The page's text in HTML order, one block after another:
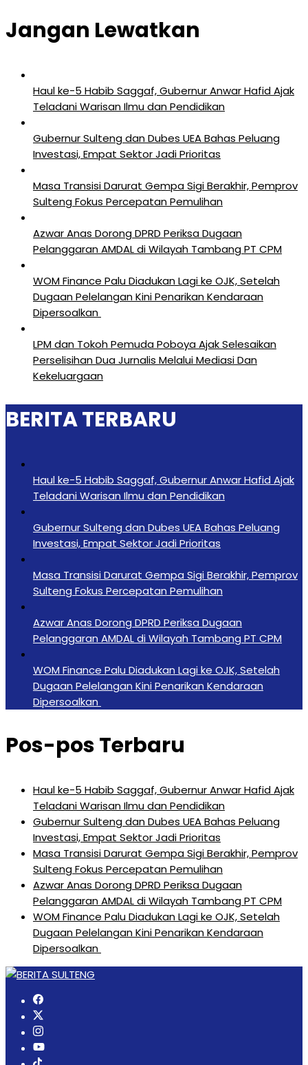
Jangan Lewatkan
Haul ke-5 Habib Saggaf, Gubernur Anwar Hafid Ajak
Teladani Warisan Ilmu dan Pendidikan
Gubernur Sulteng dan Dubes UEA Bahas Peluang
Investasi, Empat Sektor Jadi Prioritas
Masa Transisi Darurat Gempa Sigi Berakhir, Pemprov
Sulteng Fokus Percepatan Pemulihan
Azwar Anas Dorong DPRD Periksa Dugaan
Pelanggaran AMDAL di Wilayah Tambang PT CPM
‎WOM Finance Palu Diadukan Lagi ke OJK, Setelah
Dugaan Pelelangan Kini Penarikan Kendaraan
Dipersoalkan ‎
LPM dan Tokoh Pemuda Poboya Ajak Selesaikan
Perselisihan Dua Jurnalis Melalui Mediasi Dan
Kekeluargaan
BERITA TERBARU
Haul ke-5 Habib Saggaf, Gubernur Anwar Hafid Ajak
Teladani Warisan Ilmu dan Pendidikan
Gubernur Sulteng dan Dubes UEA Bahas Peluang
Investasi, Empat Sektor Jadi Prioritas
Masa Transisi Darurat Gempa Sigi Berakhir, Pemprov
Sulteng Fokus Percepatan Pemulihan
Azwar Anas Dorong DPRD Periksa Dugaan
Pelanggaran AMDAL di Wilayah Tambang PT CPM
‎WOM Finance Palu Diadukan Lagi ke OJK, Setelah
Dugaan Pelelangan Kini Penarikan Kendaraan
Dipersoalkan ‎
Pos-pos Terbaru
Haul ke-5 Habib Saggaf, Gubernur Anwar Hafid Ajak
Teladani Warisan Ilmu dan Pendidikan
Gubernur Sulteng dan Dubes UEA Bahas Peluang
Investasi, Empat Sektor Jadi Prioritas
Masa Transisi Darurat Gempa Sigi Berakhir, Pemprov
Sulteng Fokus Percepatan Pemulihan
Azwar Anas Dorong DPRD Periksa Dugaan
Pelanggaran AMDAL di Wilayah Tambang PT CPM
‎WOM Finance Palu Diadukan Lagi ke OJK, Setelah
Dugaan Pelelangan Kini Penarikan Kendaraan
Dipersoalkan ‎